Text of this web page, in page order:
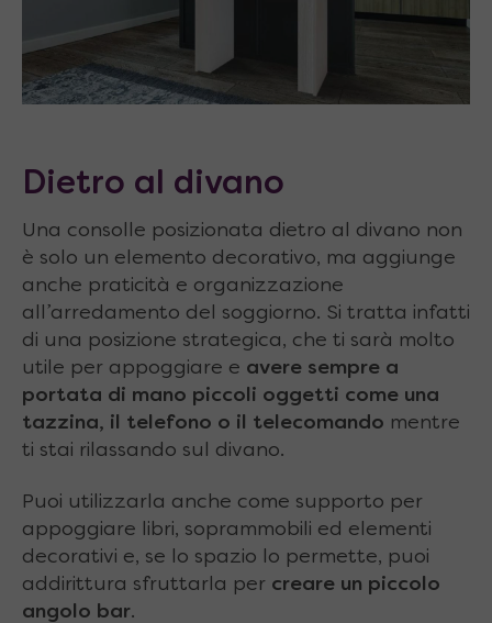
Dietro al divano
Una consolle posizionata dietro al divano non
è solo un elemento decorativo, ma aggiunge
anche praticità e organizzazione
all’arredamento del soggiorno. Si tratta infatti
di una posizione strategica, che ti sarà molto
utile per appoggiare e avere sempre a
portata di mano piccoli oggetti come una
tazzina, il telefono o il telecomando mentre
ti stai rilassando sul divano.
Puoi utilizzarla anche come supporto per
appoggiare libri, soprammobili ed elementi
decorativi e, se lo spazio lo permette, puoi
addirittura sfruttarla per creare un piccolo
angolo bar.